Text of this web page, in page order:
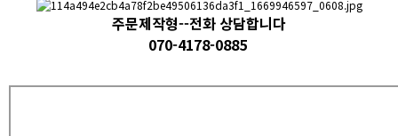
주문제작형--전화 상담합니다
070-4178-0885